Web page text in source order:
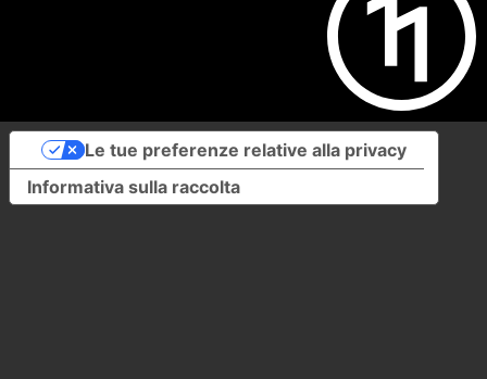
Informativa sulla raccolta
Le tue preferenze relative alla privacy